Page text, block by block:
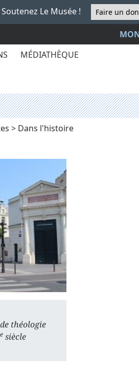
Soutenez Le Musée ! Faire un don
MÉDIATHÈQUE
> Dans l'histoire
théologie
esiècle